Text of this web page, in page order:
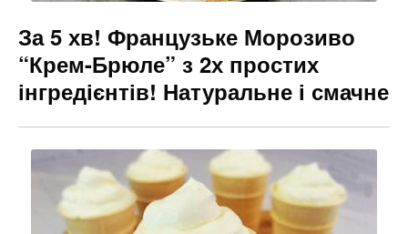
За 5 хв! Французьке Морозиво
“Крем-Брюле” з 2х простих
інгредієнтів! Натуральне і смачне